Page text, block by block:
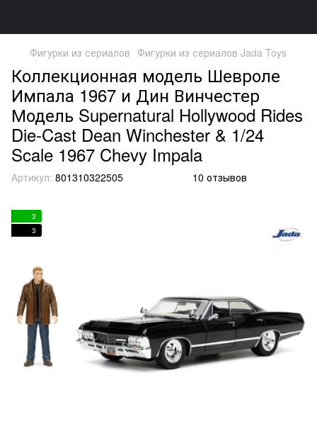
Фигурки из сериалов Фигурки из сериалов Jada Toys
Коллекционная модель Шевроле
Импала 1967 и Дин Винчестер
Модель Supernatural Hollywood Rides
Die-Cast Dean Winchester & 1/24
Scale 1967 Chevy Impala
Артикул: 801310322505 10 отзывов
3
3